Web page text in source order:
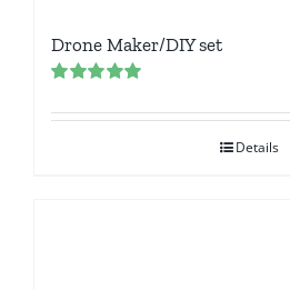
Drone Maker/DIY set
out of 5
Details